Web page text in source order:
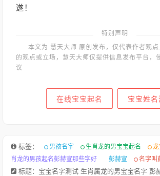
遂！
特别声明
本文为 慧天大师 原创发布，仅代表作者观
的观点或立场，慧天大师仅提供信息发布平台，
议
在线宝宝起名 宝宝姓名
标签： 男孩名字 生肖龙的男宝宝起名
肖龙的男孩起名彭赫宣那些字好
彭赫宣 名字叫
标题：宝宝名字测试 生肖属龙的男宝宝名字 彭